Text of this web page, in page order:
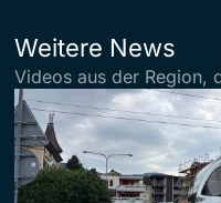
Weitere News
Videos aus der Region,